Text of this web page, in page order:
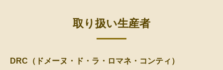
取り扱い生産者
DRC（ドメーヌ・ド・ラ・ロマネ・コンティ）